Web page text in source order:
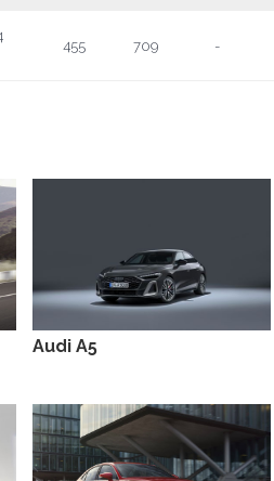
455 709 -
Audi A5